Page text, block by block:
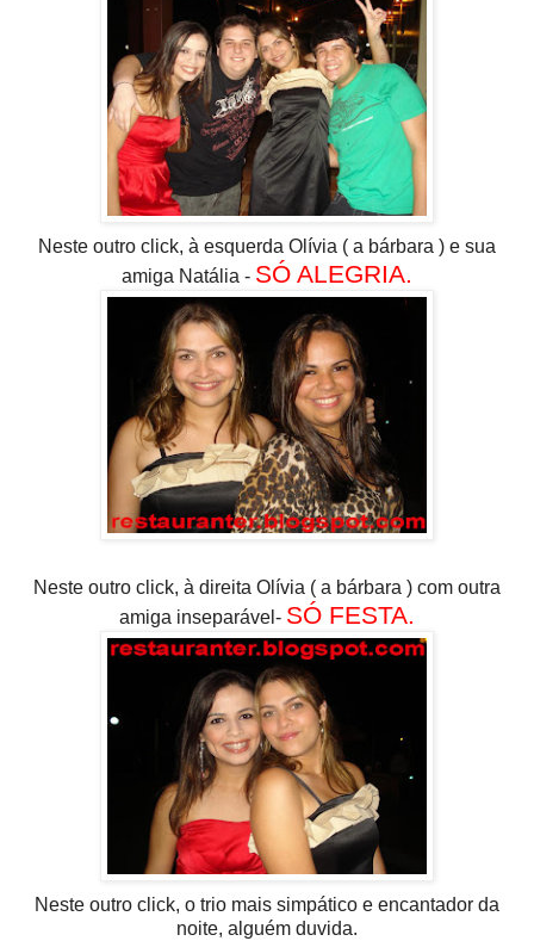
Neste outro click, à esquerda Olívia ( a bárbara ) e sua
amiga Natália - SÓ ALEGRIA.
Neste outro click, à direita Olívia ( a bárbara ) com outra
amiga inseparável- SÓ FESTA.
Neste outro click, o trio mais simpático e encantador da
noite, alguém duvida.